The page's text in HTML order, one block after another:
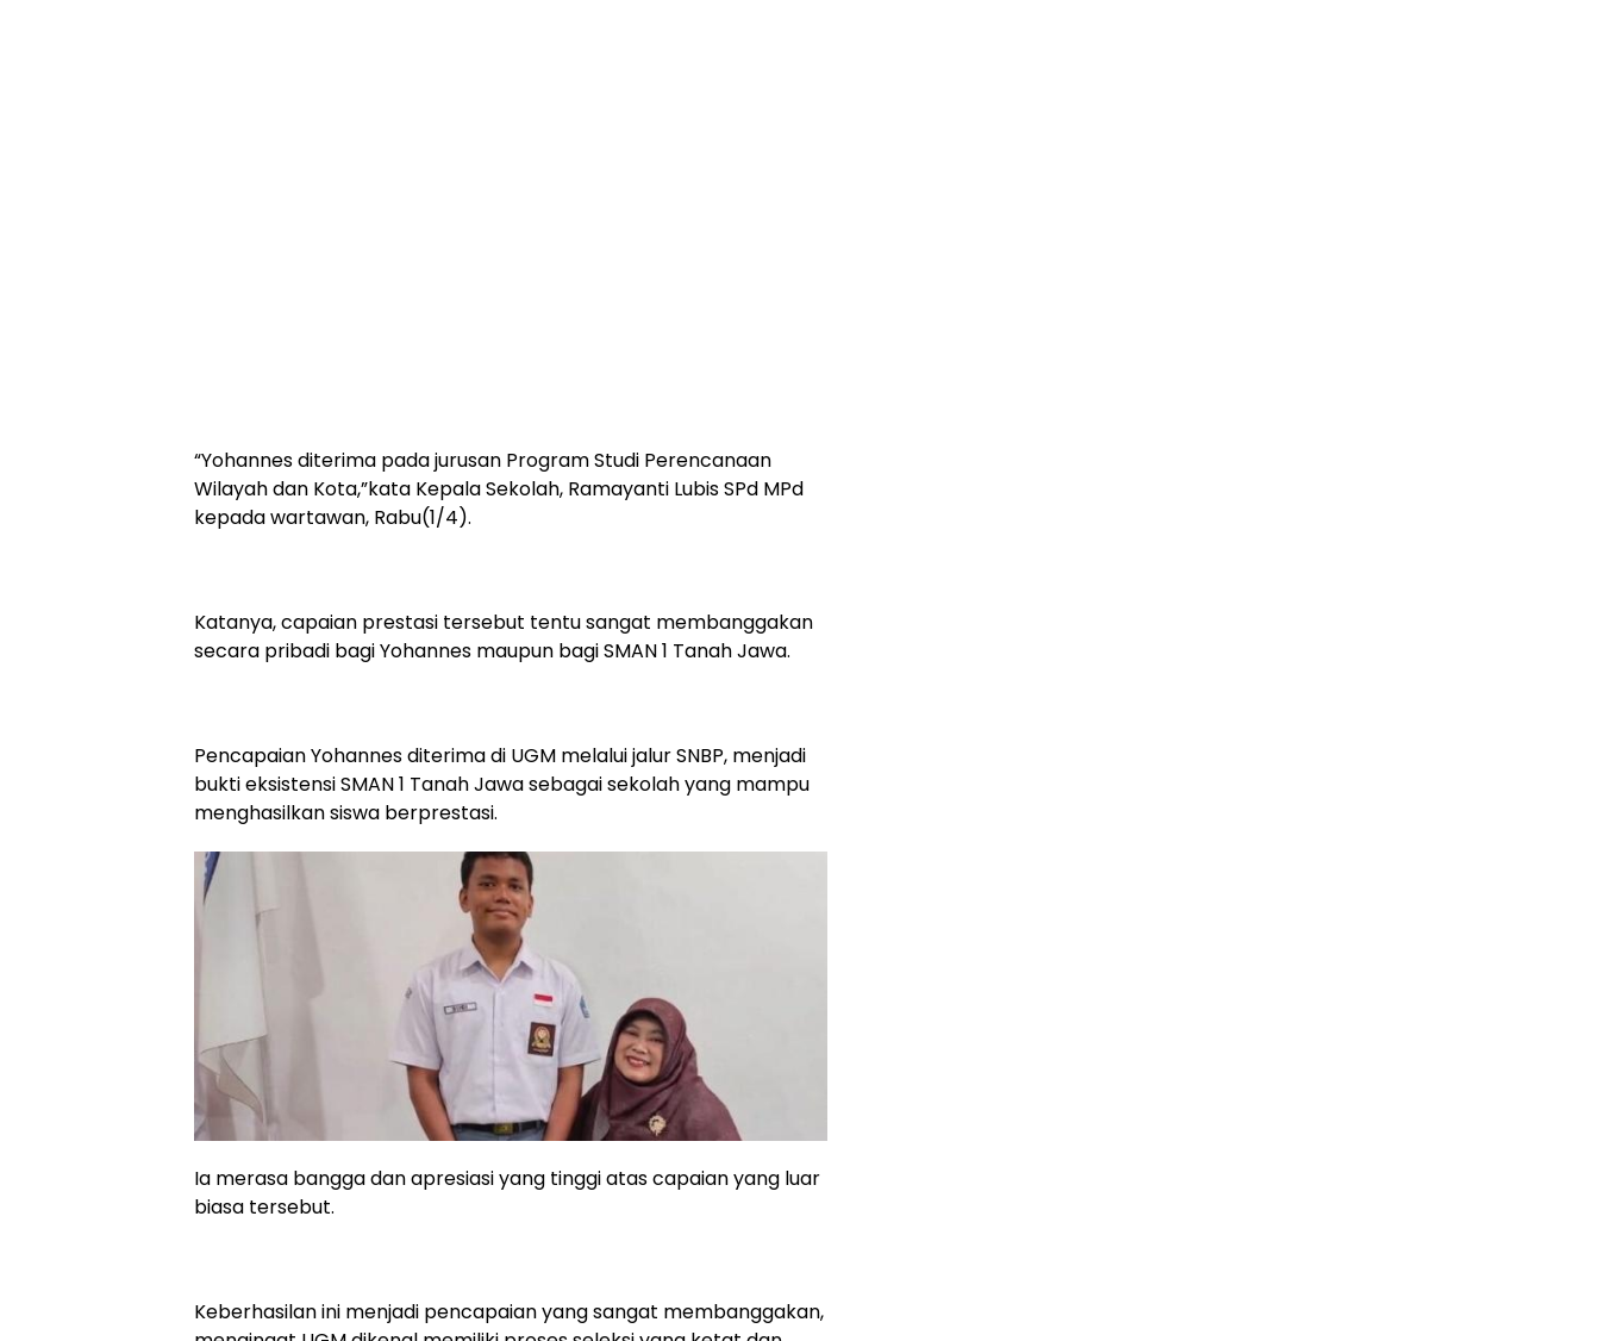
“Yohannes diterima pada jurusan Program Studi Perencanaan
Wilayah dan Kota,”kata Kepala Sekolah, Ramayanti Lubis SPd MPd
kepada wartawan, Rabu(1/4).
Katanya, capaian prestasi tersebut tentu sangat membanggakan
secara pribadi bagi Yohannes maupun bagi SMAN 1 Tanah Jawa.
Pencapaian Yohannes diterima di UGM melalui jalur SNBP, menjadi
bukti eksistensi SMAN 1 Tanah Jawa sebagai sekolah yang mampu
menghasilkan siswa berprestasi.
Ia merasa bangga dan apresiasi yang tinggi atas capaian yang luar
biasa tersebut.
Keberhasilan ini menjadi pencapaian yang sangat membanggakan,